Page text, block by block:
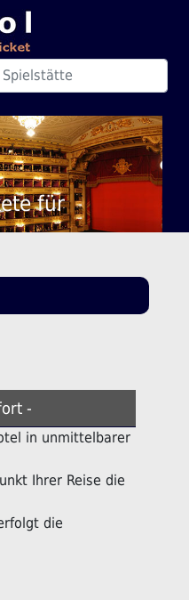
für
-
in unmittelbarer
Ihrer Reise die
die